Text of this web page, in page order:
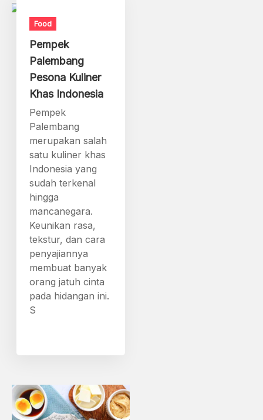
Food
Pempek
Palembang
Pesona Kuliner
Khas Indonesia
Pempek
Palembang
merupakan salah
satu kuliner khas
Indonesia yang
sudah terkenal
hingga
mancanegara.
Keunikan rasa,
tekstur, dan cara
penyajiannya
membuat banyak
orang jatuh cinta
pada hidangan ini.
S